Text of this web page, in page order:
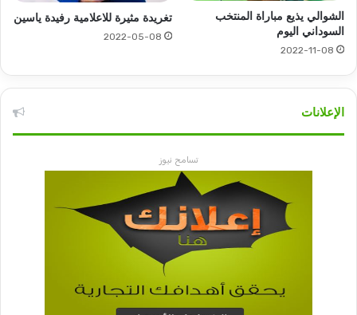
الشوالي يذيع مباراة المنتخب
السوداني اليوم
2022-11-08
تغريدة مثيرة للاعلامية رفيدة ياسين
2022-05-08
الإعلانات
تسامح نيوز